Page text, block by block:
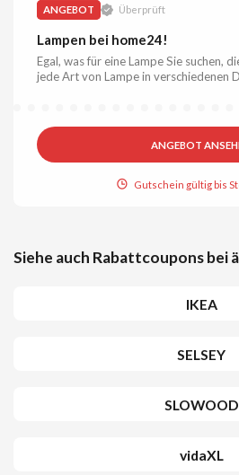
ANGEBOT Überprüft
Lampen bei home24!
Egal, was für eine Lampe Sie suchen,
jede Art von Lampe in verschiedenen
ANGEBOT
Gutschein gültig bis
Siehe auch Rabattcoupons bei
IKEA
SELSEY
SLOWOOD
vidaXL